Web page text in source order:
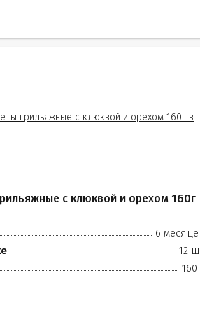
с клюквой и орехом 160г
6
12
160